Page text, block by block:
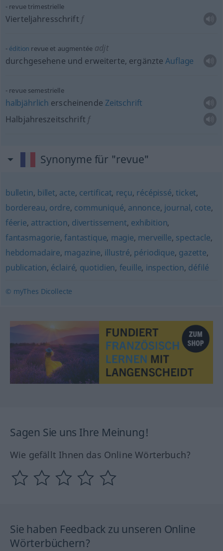
revue trimestrielle
Vierteljahresschrift f
édition revue et augmentée adjt
durchgesehene und erweiterte, ergänzteAuflage
revue semestrielle
halbjährlich erscheinende Zeitschrift
Halbjahreszeitschrift f
Synonyme für "revue"
bulletin, billet, acte, certificat, reçu, récépissé,ticket,
bordereau, ordre, communiqué, annonce, journal, cote,
féerie, attraction, divertissement, exhibition,
fantasmagorie,fantastique, magie, merveille, spectacle,
hebdomadaire, magazine, illustré, périodique, gazette,
publication, éclairé, quotidien, feuille, inspection, défilé
© myThes Dicollecte
Sagen Sie uns Ihre Meinung!
Wie gefällt Ihnen das Online Wörterbuch?
Sie haben Feedback zu unseren Online
Wörterbüchern?